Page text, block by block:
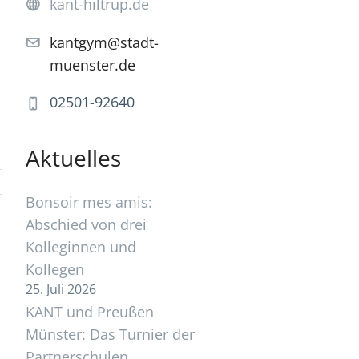
kant-hiltrup.de
kantgym@stadt-
muenster.de
02501-92640
Aktuelles
Bonsoir mes amis:
Abschied von drei
Kolleginnen und
Kollegen
25. Juli 2026
KANT und Preußen
Münster: Das Turnier der